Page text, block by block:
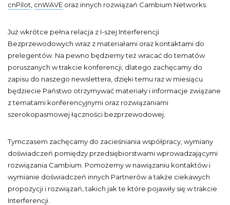
cnPilot cnWAVE oraz innych rozwiązań Cambium Networks.
Już wkrótce pełna relacja z I-szej Interferencji
Bezprzewodowych wraz z materiałami oraz kontaktami do
prelegentów. Na pewno będziemy też wracać do tematów
poruszanych w trakcie konferencji, dlatego zachęcamy do
zapisu do naszego newslettera, dzięki temu raz w miesiącu
będziecie Państwo otrzymywać materiały i informacje związane
z tematami konferencyjnymi oraz rozwiązaniami
szerokopasmowej łączności bezprzewodowej.
Tymczasem zachęcamy do zacieśniania współpracy, wymiany
doświadczeń pomiędzy przedsiębiorstwami wprowadzającymi
rozwiązania Cambium. Pomożemy w nawiązaniu kontaktów i
wymianie doświadczeń innych Partnerów a także ciekawych
propozycji i rozwiązań, takich jak te które pojawiły się w trakcie
Interferencji.